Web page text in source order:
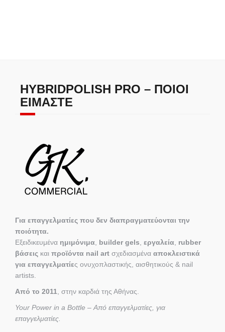
HYBRIDPOLISH PRO – ΠΟΙΟΙ
ΕΊΜΑΣΤΕ
Για επαγγελματίες που δεν διαπραγματεύονται την
ποιότητα.
Εξειδικευμένα ημιμόνιμα builder gels εργαλεία rubber
βάσεις και προϊόντα nail art σχεδιασμένα αποκλειστικά
για επαγγελματίες ονυχοπλαστικής, αισθητικούς & nail
artists.
Από το 2011 , στην καρδιά της Αθήνας.
Your Power in a Bottle – Από επαγγελματίες, για
επαγγελματίες.